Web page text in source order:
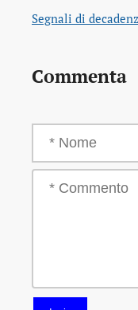
Segnali di
Commenta